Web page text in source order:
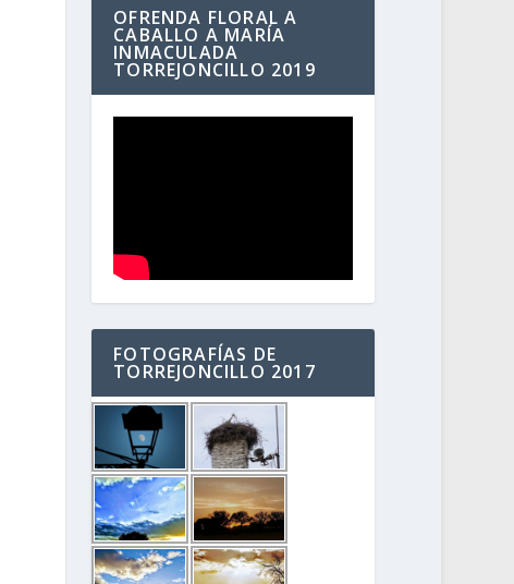
OFRENDA FLORAL A
CABALLO A MARÍA
INMACULADA
TORREJONCILLO 2019
FOTOGRAFÍAS DE
TORREJONCILLO 2017